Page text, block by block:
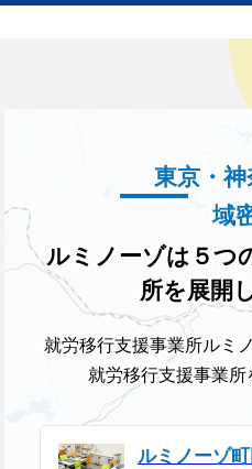
東京・
域
ルミノーゾは５つ
所を展開
就労移行支援事業所ルミ
就労移行支援事業所
ルミノーゾ町